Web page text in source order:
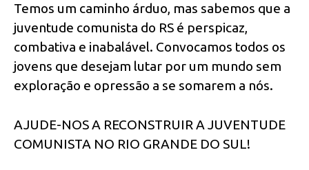
Temos um caminho árduo, mas sabemos que a
juventude comunista do RS é perspicaz,
combativa e inabalável. Convocamos todos os
jovens que desejam lutar por um mundo sem
exploração e opressão a se somarem a nós.
AJUDE-NOS A RECONSTRUIR A JUVENTUDE
COMUNISTA NO RIO GRANDE DO SUL!